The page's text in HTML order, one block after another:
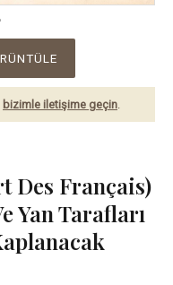
bizimle iletişime geçin.
Des Français)
Yan Tarafları